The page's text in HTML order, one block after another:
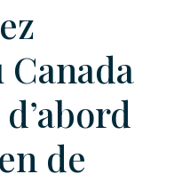
de